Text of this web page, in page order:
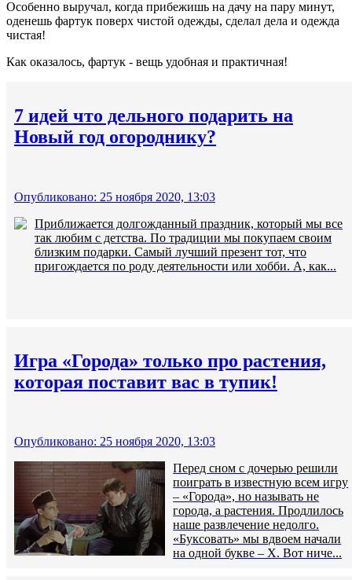
Особенно выручал, когда прибежишь на дачу на пару минут,
оденешь фартук поверх чистой одежды, сделал дела и одежда
чистая!
Как оказалось, фартук - вещь удобная и практичная!
7 идей что дельного подарить на
Новый год огороднику?
Опубликовано: 25 ноября 2020, 13:03
Приближается долгожданный праздник, который мы все
так любим с детства. По традиции мы покупаем своим
близким подарки. Самый лучший презент тот, что
пригождается по роду деятельности или хобби. А, как...
Игра «Города» только про растения,
которая поставит вас в тупик!
Опубликовано: 25 ноября 2020, 13:03
Перед сном с дочерью решили
поиграть в известную всем игру
– «Города», но называть не
города, а растения. Продлилось
наше развлечение недолго.
«Буксовать» мы вдвоем начали
на одной букве – Х. Вот ниче...